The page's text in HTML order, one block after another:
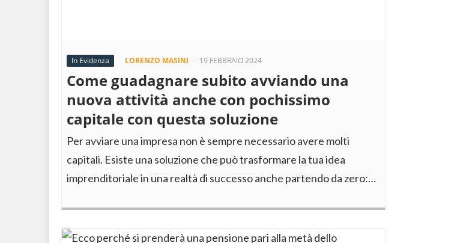
In Evidenza LORENZO MASINI - 19 FEBBRAIO 2024
Come guadagnare subito avviando una
nuova attività anche con pochissimo
capitale con questa soluzione
Per avviare una impresa non è sempre necessario avere molti
capitali. Esiste una soluzione che può trasformare la tua idea
imprenditoriale in una realtà di successo anche partendo da zero:…